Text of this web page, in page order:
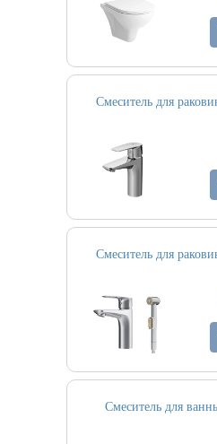
Смеситель для
Смеситель для
Смеситель для